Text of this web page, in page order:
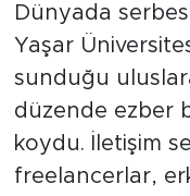
Dünyada
Yaşar
sunduğu
düzende ezber
koydu. İletişim
freelancerlar,